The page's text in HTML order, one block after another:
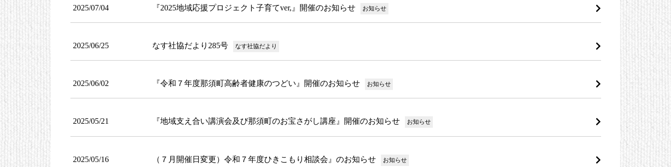
2025/07/04 『2025地域応援プロジェクト子育てver,』開催のお知らせ お知らせ
2025/06/25 なす社協だより285号 なす社協だより
2025/06/02 『令和７年度那須町高齢者健康のつどい』開催のお知らせ お知らせ
2025/05/21 『地域支え合い講演会及び那須町のお宝さがし講座』開催のお知らせ お知らせ
2025/05/16 （７月開催日変更）令和７年度ひきこもり相談会』のお知らせ お知らせ